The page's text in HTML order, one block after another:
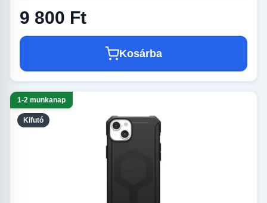
9 800 Ft
Kosárba
Kifutó
1-2 munkanap